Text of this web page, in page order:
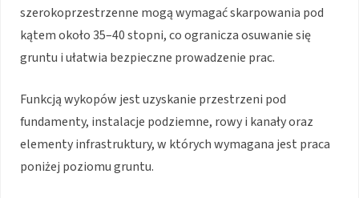
szerokoprzestrzenne mogą wymagać skarpowania pod
kątem około 35–40 stopni, co ogranicza osuwanie się
gruntu i ułatwia bezpieczne prowadzenie prac.
Funkcją wykopów jest uzyskanie przestrzeni pod
fundamenty, instalacje podziemne, rowy i kanały oraz
elementy infrastruktury, w których wymagana jest praca
poniżej poziomu gruntu.